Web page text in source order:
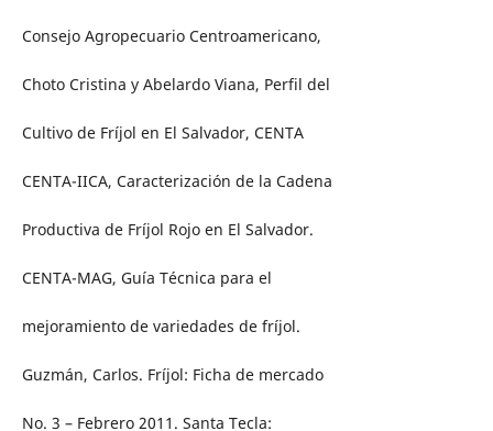
Consejo Agropecuario Centroamericano,
Choto Cristina y Abelardo Viana, Perfil del
Cultivo de Fríjol en El Salvador, CENTA
CENTA-IICA, Caracterización de la Cadena
Productiva de Fríjol Rojo en El Salvador.
CENTA-MAG, Guía Técnica para el
mejoramiento de variedades de fríjol.
Guzmán, Carlos. Fríjol: Ficha de mercado
No. 3 – Febrero 2011. Santa Tecla: